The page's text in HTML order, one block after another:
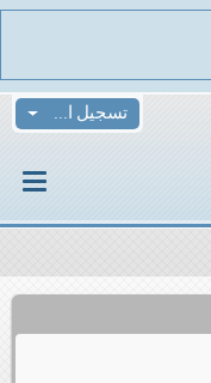
تسجيل الدخول